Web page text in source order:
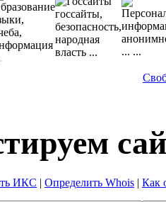
ИКС | Определить Whois | Как